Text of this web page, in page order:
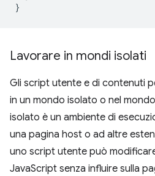
}
Lavorare in mondi isolati
Gli script utente e di contenuti
in un mondo isolato o nel
isolato è un ambiente di
una pagina host o ad altre
uno script utente può
JavaScript senza influire sulla